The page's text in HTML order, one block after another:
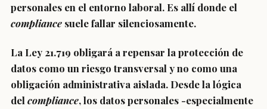
personales en el entorno laboral. Es allí donde el
compliance suele fallar silenciosamente.
La Ley 21.719 obligará a repensar la protección de
datos como un riesgo transversal y no como una
obligación administrativa aislada. Desde la lógica
del compliance, los datos personales -especialmente